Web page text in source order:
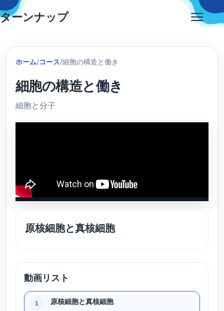
Skip
to
ターンナップ
ホーム/コース/細胞の構造と働き
細胞の構造と働き
細胞と分子
原核細胞と真核細胞
動画リスト
1 原核細胞と真核細胞